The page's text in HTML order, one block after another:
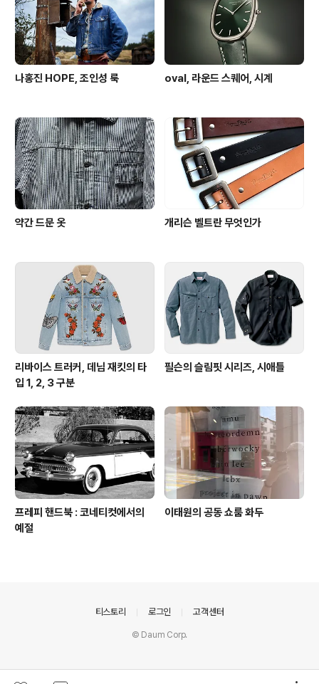
너덜함 + 위의 살짝 고딕풍 + 요새는 약간 무서운 거 좋아
하는 거 같고 + 그러면서..
나홍진 HOPE, 조인성 룩 oval, 라운드 스퀘어, 시계
약간 드문 옷 개리슨 벨트란 무엇인가
리바이스 트러커, 데님 재킷의 타
입 1, 2, 3 구분
필슨의 슬림핏 시리즈, 시애틀
프레피 핸드북 : 코네티컷에서의
예절
이태원의 공동 쇼룸 화두
티스토리 로그인 고객센터
© Daum Corp.